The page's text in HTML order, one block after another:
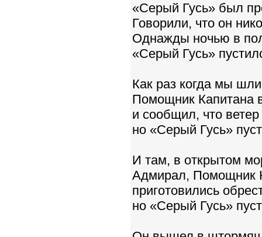
«Серый Гусь» был
Говорили, что он
Однажды ночью в
«Серый Гусь»
Как раз когда мы
Помощник Капитана
и сообщил, что
но «Серый Гусь»
И там, в открытом
Адмирал, Помощник
приготовились
но «Серый Гусь»